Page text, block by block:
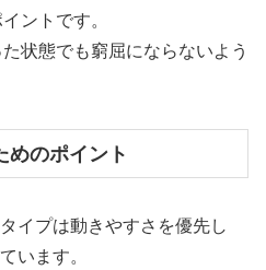
ントです。
状態でも窮屈にならないよう
めのポイント
イプは動きやすさを優先し
います。